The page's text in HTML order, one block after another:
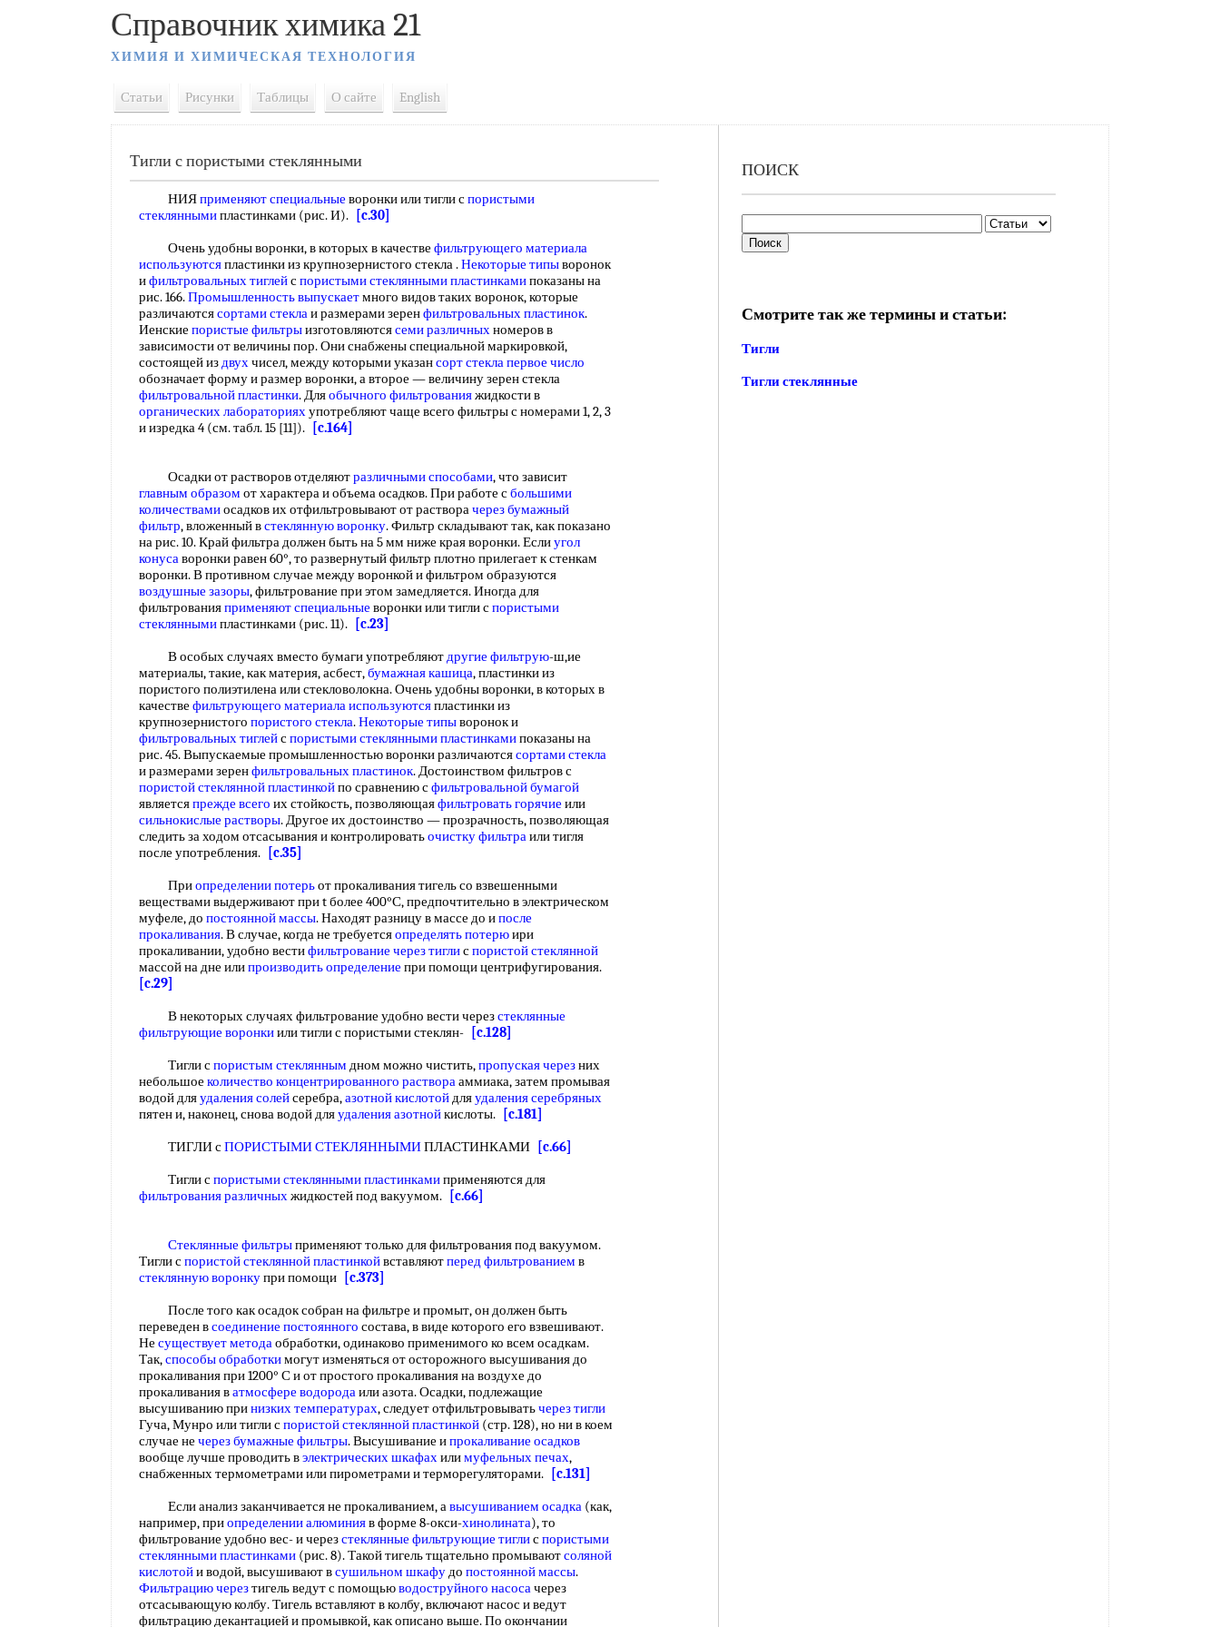
Справочник химика 21
ХИМИЯ И ХИМИЧЕСКАЯ ТЕХНОЛОГИЯ
Статьи Рисунки Таблицы О сайте English
Тигли с пористыми стеклянными
НИЯприменяют специальные воронки или тигли спористыми
стекляннымипластинками (рис. И).
[c.30]
Очень удобны воронки, в которых в качестве фильтрующего материала
используютсяпластинки из крупнозернистого стекла .Некоторые типыворонок
ифильтровальных тиглейспористыми стеклянными пластинкамипоказаны на
рис. 166.Промышленность выпускаетмного видов таких воронок, которые
различаютсясортами стеклаи размерами зеренфильтровальных пластинок.
Иенские пористые фильтрыизготовляютсясеми различныхномеров в
зависимости от величины пор. Они снабжены специальной маркировкой,
состоящей издвухчисел, между которыми указансорт стеклапервое число
обозначает форму и размер воронки, а второе — величину зерен стекла
фильтровальной пластинки. Дляобычного фильтрованияжидкости в
органических лабораторияхупотребляют чаще всего фильтры с номерами 1, 2, 3
и изредка 4 (см. табл. 15 [11]).
[c.164]
Осадки от растворов отделяютразличными способами, что зависит
главным образом от характера и объема осадков. При работе сбольшими
количествамиосадков их отфильтровывают от растворачерез бумажный
фильтр, вложенный встеклянную воронку. Фильтр складывают так, как показано
на рис. 10. Край фильтра должен быть на 5 мм ниже края воронки. Еслиугол
конусаворонки равен 60°, то развернутый фильтр плотно прилегает к стенкам
воронки. В противном случае между воронкой и фильтром образуются
воздушные зазоры, фильтрование при этом замедляется. Иногда для
фильтрованияприменяют специальные воронки или тигли спористыми
стекляннымипластинками (рис. 11).
[c.23]
В особых случаях вместо бумаги употребляютдругие фильтрую-ш,ие
материалы, такие, как материя, асбест,бумажная кашица, пластинки из
пористого полиэтилена или стекловолокна. Очень удобны воронки, в которых в
качестве фильтрующего материала используютсяпластинки из
крупнозернистого пористого стекла.Некоторые типыворонок и
фильтровальных тиглейспористыми стеклянными пластинкамипоказаны на
рис. 45. Выпускаемые промышленностью воронки различаютсясортами стекла
и размерами зеренфильтровальных пластинок. Достоинством фильтров с
пористой стеклянной пластинкойпо сравнению сфильтровальной бумагой
являетсяпрежде всего их стойкость, позволяющаяфильтровать горячие или
сильнокислые растворы. Другое их достоинство — прозрачность, позволяющая
следить за ходом отсасывания и контролироватьочистку фильтраили тигля
после употребления.
[c.35]
Приопределении потерьот прокаливания тигель со взвешенными
веществами выдерживают при t более 400°С, предпочтительно в электрическом
муфеле, до постоянной массы. Находят разницу в массе до ипосле
прокаливания. В случае, когда не требуетсяопределять потерюири
прокаливании, удобно вестифильтрование через тиглиспористой стеклянной
массой на дне илипроизводить определение при помощи центрифугирования.
[c.29]
В некоторых случаях фильтрование удобно вести черезстеклянные
фильтрующие воронкиили тигли с пористыми стеклян-
[c.128]
Тигли спористым стеклянным дном можно чистить,пропуская черезних
небольшое количество концентрированного растворааммиака, затем промывая
водой дляудаления солейсеребра,азотной кислотойдляудаления серебряных
пятен и, наконец, снова водой дляудаления азотнойкислоты.
[c.181]
ТИГЛИ сПОРИСТЫМИ СТЕКЛЯННЫМИПЛАСТИНКАМИ
[c.66]
Тигли спористыми стеклянными пластинкамиприменяются для
фильтрования различныхжидкостей под вакуумом. [c.66]
Стеклянные фильтрыприменяют только для фильтрования под вакуумом.
Тигли спористой стеклянной пластинкойвставляютперед фильтрованием в
стеклянную воронкупри помощи
[c.373]
После того как осадок собран на фильтре и промыт, он должен быть
переведен всоединение постоянного состава, в виде которого его взвешивают.
Не существует методаобработки, одинаково применимого ко всем осадкам.
Так,способы обработкимогут изменяться от осторожного высушивания до
прокаливания при 1200° С и от простого прокаливания на воздухе до
прокаливания ватмосфере водородаили азота. Осадки, подлежащие
высушиванию принизких температурах, следует отфильтровыватьчерез тигли
Гуча, Мунро или тигли спористой стеклянной пластинкой (стр. 128), но ни в коем
случае не через бумажные фильтры. Высушивание ипрокаливание осадков
вообще лучше проводить вэлектрических шкафахилимуфельных печах,
снабженных термометрами или пирометрами и терморегуляторами.
[c.131]
Если анализ заканчивается не прокаливанием, авысушиванием осадка (как,
например, приопределении алюминияв форме 8-окси-хинолината), то
фильтрование удобно вес- и черезстеклянные фильтрующие тиглиспористыми
стеклянными пластинками (рис. 8). Такой тигель тщательно промываютсоляной
кислотойи водой, высушивают всушильном шкафудо постоянной массы.
Фильтрацию черезтигель ведут с помощьюводоструйного насосачерез
отсасывающую колбу. Тигель вставляют в колбу, включают насос и ведут
фильтрацию декантацией и промывкой, как описано выше. По окончании
ПОИСК
Смотрите так же термины и статьи:
Тигли
Тигли стеклянные